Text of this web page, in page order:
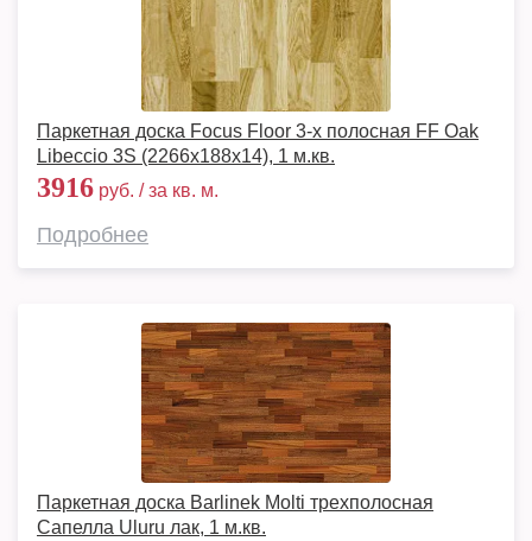
Паркетная доска Focus Floor 3-х полосная FF Oak
Libeccio 3S (2266х188х14), 1 м.кв.
3916 руб. / за кв. м.
Подробнее
Паркетная доска Barlinek Molti трехполосная
Сапелла Uluru лак, 1 м.кв.